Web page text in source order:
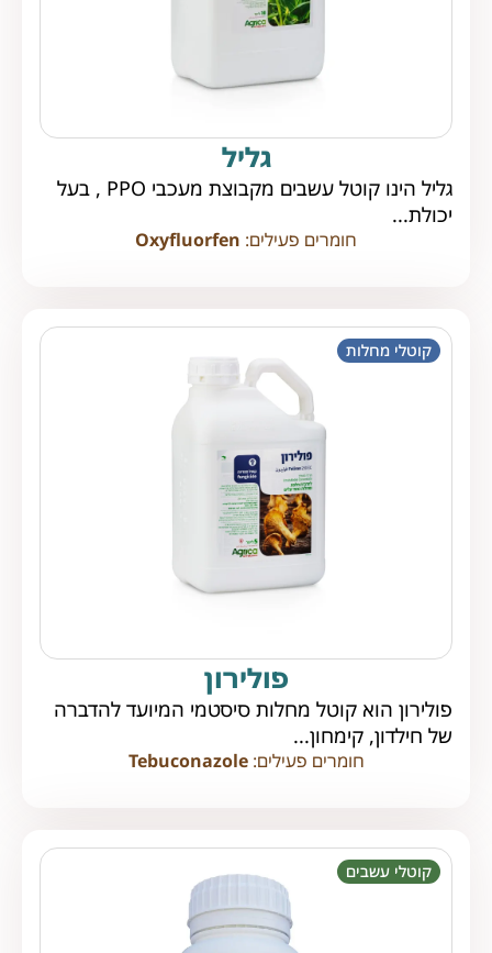
גליל
גליל הינו קוטל עשבים מקבוצת מעכבי PPO , בעל
יכולת...
חומרים פעילים: Oxyfluorfen
קוטלי מחלות
פולירון
פולירון הוא קוטל מחלות סיסטמי המיועד להדברה
של חילדון, קימחון...
חומרים פעילים:Tebuconazole
קוטלי עשבים